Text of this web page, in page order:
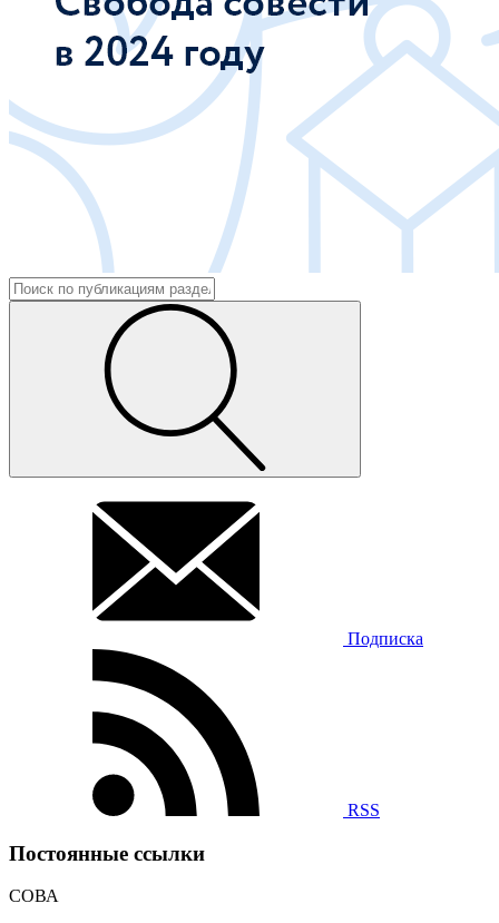
Подписка
RSS
Постоянные ссылки
СОВА